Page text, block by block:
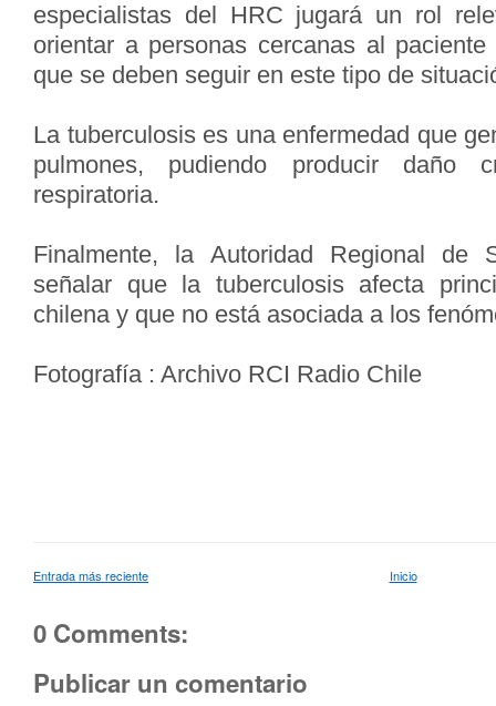
especialistas del HRC jugará un rol
orientar a personas cercanas al
que se deben seguir en este tipo de
La tuberculosis es una enfermedad que
pulmones, pudiendo producir daño
respiratoria.
Finalmente, la Autoridad Regional de
señalar que la tuberculosis afecta
chilena y que no está asociada a los
Fotografía : Archivo RCI Radio Chile
Entrada más reciente Inicio
0 Comments:
Publicar un comentario